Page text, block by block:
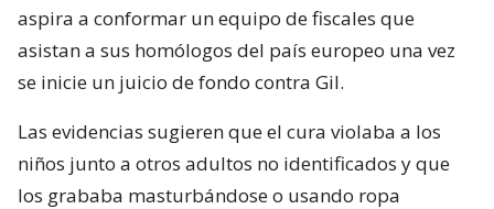
aspira a conformar un equipo de fiscales que
asistan a sus homólogos del país europeo una vez
se inicie un juicio de fondo contra Gil.
Las evidencias sugieren que el cura violaba a los
niños junto a otros adultos no identificados y que
los grababa masturbándose o usando ropa